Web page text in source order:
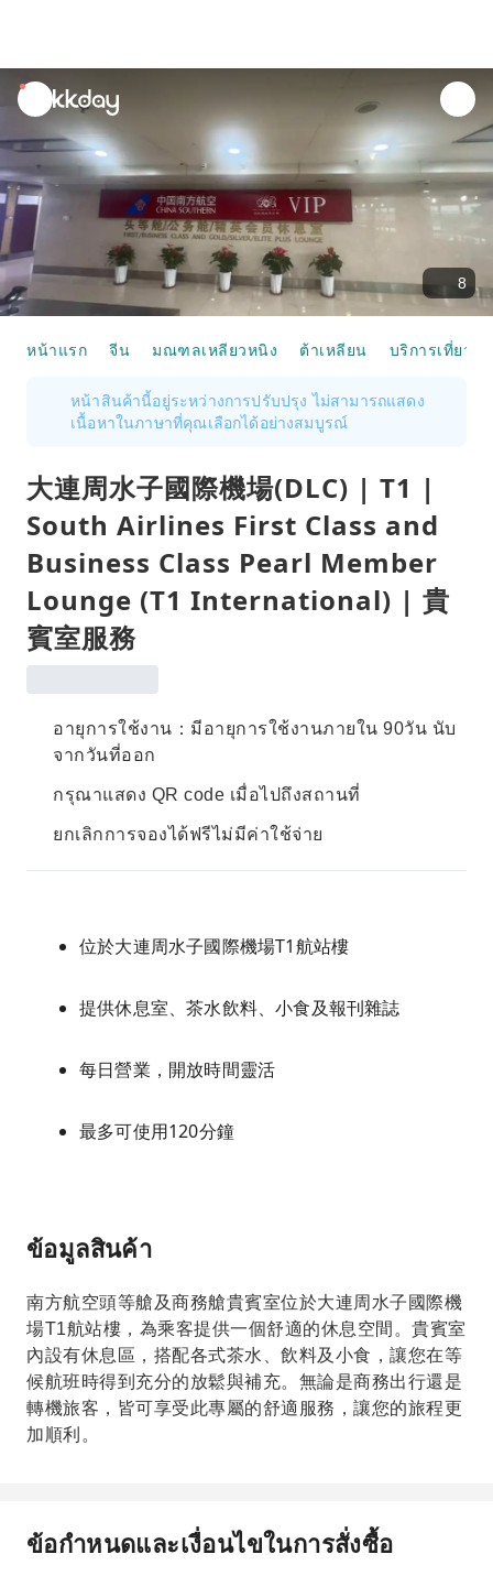
unread
notifications
8
หน้าแรก จีน มณฑลเหลียวหนิง ต้าเหลียน บริการเที่ยวบิน
หน้าสินค้านี้อยู่ระหว่างการปรับปรุง ไม่สามารถแสดง
เนื้อหาในภาษาที่คุณเลือกได้อย่างสมบูรณ์
大連周水子國際機場(DLC) | T1 |
South Airlines First Class and
Business Class Pearl Member
Lounge (T1 International) | 貴
賓室服務
อายุการใช้งาน：มีอายุการใช้งานภายใน 90วัน นับ
จากวันที่ออก
กรุณาแสดง QR code เมื่อไปถึงสถานที่
ยกเลิกการจองได้ฟรีไม่มีค่าใช้จ่าย
位於大連周水子國際機場T1航站樓
提供休息室、茶水飲料、小食及報刊雜誌
每日營業，開放時間靈活
最多可使用120分鐘
ข้อมูลสินค้า
南方航空頭等艙及商務艙貴賓室位於大連周水子國際機
場T1航站樓，為乘客提供一個舒適的休息空間。貴賓室
內設有休息區，搭配各式茶水、飲料及小食，讓您在等
候航班時得到充分的放鬆與補充。無論是商務出行還是
轉機旅客，皆可享受此專屬的舒適服務，讓您的旅程更
加順利。
ข้อกำหนดและเงื่อนไขในการสั่งซื้อ